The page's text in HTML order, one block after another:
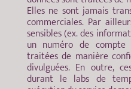
Elles ne sont jamais
commerciales. Par
sensibles (ex. des
un numéro de
traitées de manière
divulguées. En outre,
durant le labs de